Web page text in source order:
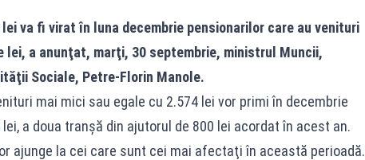
va fi virat în luna decembrie pensionarilor care au venituri
lei, a anunţat, marţi, 30 septembrie, ministrul Muncii,
Sociale, Petre-Florin Manole.
mai mici sau egale cu 2.574 lei vor primi în decembrie
a doua tranşă din ajutorul de 800 lei acordat în acest an.
ajunge la cei care sunt cei mai afectaţi în această perioadă.